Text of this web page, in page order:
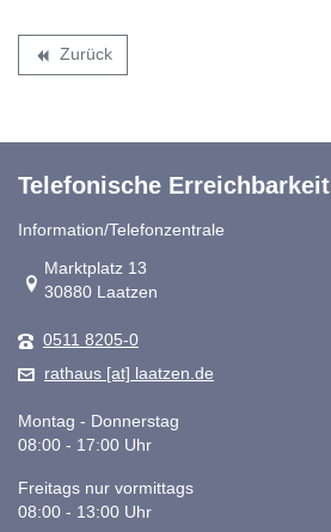
backward Zurück
Telefonische Erreichbarkeit
Information/Telefonzentrale
Link zur Google-Maps Navigation
Marktplatz 13
30880 Laatzen
0511 8205-0
rathaus [at] laatzen.de
Montag - Donnerstag
08:00 - 17:00 Uhr
Freitags nur vormittags
08:00 - 13:00 Uhr